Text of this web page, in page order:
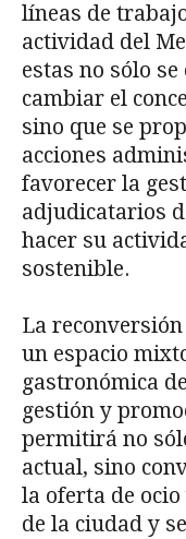
líneas de
actividad del
estas no sólo
cambiar el
sino que se
acciones
favorecer la
adjudicatarios
hacer su
sostenible.
La
un espacio
gastronómica
gestión y
permitirá no
actual, sino
la oferta de
de la ciudad y